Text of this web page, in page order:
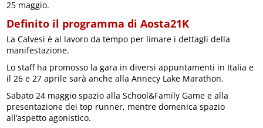
25 maggio.
Definito il programma di Aosta21K
La Calvesi è al lavoro da tempo per limare i dettagli della
manifestazione.
Lo staff ha promosso la gara in diversi appuntamenti in Italia e
il 26 e 27 aprile sarà anche alla Annecy Lake Marathon.
Sabato 24 maggio spazio alla School&Family Game e alla
presentazione dei top runner, mentre domenica spazio
all’aspetto agonistico.